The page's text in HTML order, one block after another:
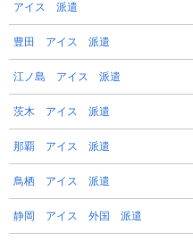
アイス 派遣
豊田 アイス 派遣
江ノ島 アイス 派遣
茨木 アイス 派遣
那覇 アイス 派遣
鳥栖 アイス 派遣
静岡 アイス 外国 派遣